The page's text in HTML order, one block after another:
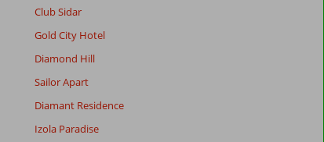
Club Sidar
Gold City Hotel
Diamond Hill
Sailor Apart
Diamant Residence
Izola Paradise